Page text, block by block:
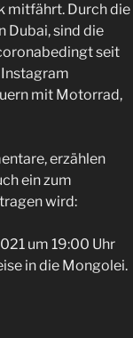
mitfährt. Durch die
Dubai, sind die
seit
mit Motorrad,
erzählen
ein zum
wird:
um 19:00 Uhr
in die Mongolei.